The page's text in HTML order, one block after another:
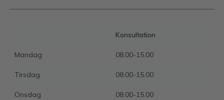
Konsultation
Mandag 08.00-15.00
Tirsdag 08.00-15.00
Onsdag 08.00-15.00